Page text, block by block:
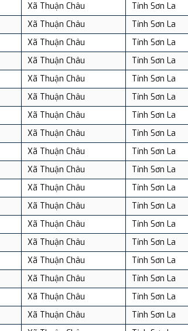
Xã Thuận Châu
Tỉnh Sơn La
Xã Thuận Châu
Tỉnh Sơn La
Xã Thuận Châu
Tỉnh Sơn La
Xã Thuận Châu
Tỉnh Sơn La
Xã Thuận Châu
Tỉnh Sơn La
Xã Thuận Châu
Tỉnh Sơn La
Xã Thuận Châu
Tỉnh Sơn La
Xã Thuận Châu
Tỉnh Sơn La
Xã Thuận Châu
Tỉnh Sơn La
Xã Thuận Châu
Tỉnh Sơn La
Xã Thuận Châu
Tỉnh Sơn La
Xã Thuận Châu
Tỉnh Sơn La
Xã Thuận Châu
Tỉnh Sơn La
Xã Thuận Châu
Tỉnh Sơn La
Xã Thuận Châu
Tỉnh Sơn La
Xã Thuận Châu
Tỉnh Sơn La
Xã Thuận Châu
Tỉnh Sơn La
Xã Thuận Châu
Tỉnh Sơn La